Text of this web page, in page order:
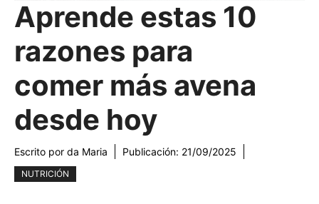
Aprende estas 10
razones para
comer más avena
desde hoy
Escrito por da Maria Publicación: 21/09/2025
NUTRICIÓN